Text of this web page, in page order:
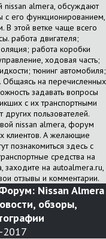
almera, обсуждают
с его функционированием,
В этой ветке чаще всего
работа двигателя;
работа коробки
ходовая часть;
тюнинг автомобиля;
Общаясь на перечисленных
задавать вопросы
с их транспортными
других пользователей.
nissan almera, форум
клиентов. А желающие
познакомиться здесь с
средства на
заходите на autoalmera.ru,
отзывы и комментарии.
Nissan Almera
обзоры,